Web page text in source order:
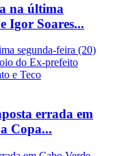
na última
Igor Soares...
errada em
Copa...